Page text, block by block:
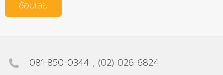
ช้อปเลย
081-850-0344 , (02) 026-6824